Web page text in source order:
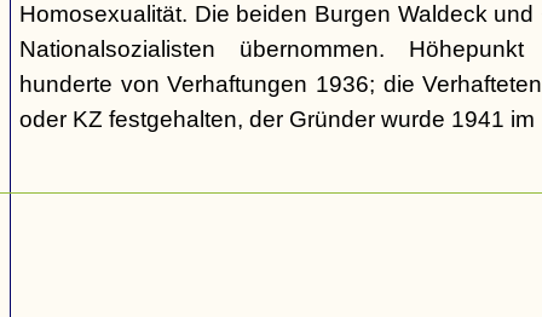
Homosexualität. Die beiden Burgen Waldeck
Nationalsozialisten übernommen.
hunderte von Verhaftungen 1936; die
oder KZ festgehalten, der Gründer wurde 1941